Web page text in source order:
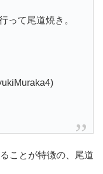
って尾道焼き。
ことが特徴の、尾道